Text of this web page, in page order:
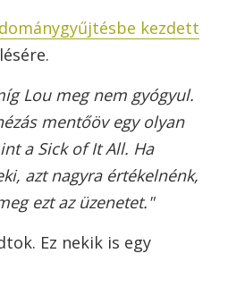
kezdett
Lou meg nem gyógyul.
mentőöv egy olyan
a Sick of It All. Ha
azt nagyra értékelnénk,
ezt az üzenetet."
Ez nekik is egy